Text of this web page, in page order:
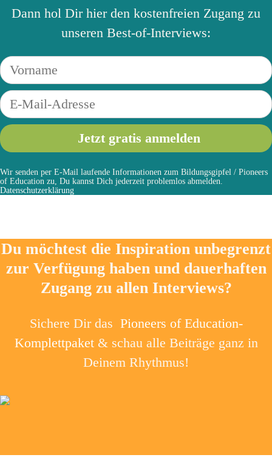
Dann hol Dir hier den kostenfreien Zugang zu
unseren Best-of-Interviews:
Wir senden per E-Mail laufende Informationen zum Bildungsgipfel / Pioneers
of Education zu, Du kannst Dich jederzeit problemlos abmelden.
Datenschutzerklärung
Du möchtest die Inspiration unbegrenzt
zur Verfügung haben und dauerhaften
Zugang zu allen Interviews?
Sichere Dir das Pioneers of Education-
Komplettpaket& schau alle Beiträge ganz in
Deinem Rhythmus!